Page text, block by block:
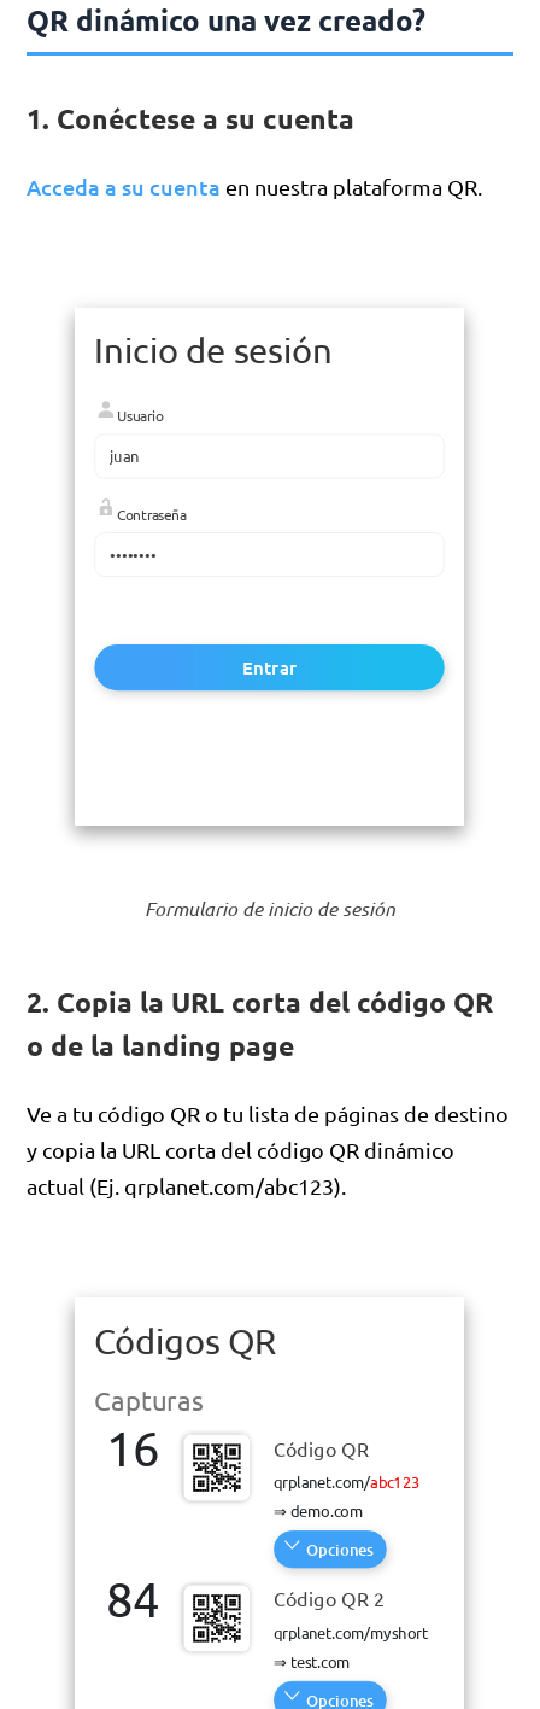
QR dinámico una vez creado?
1. Conéctese a su cuenta
Acceda a su cuenta en nuestra plataforma QR.
Inicio de sesión
Usuario
Contraseña
Entrar
Formulario de inicio de sesión
2. Copia la URL corta del código QR
o de la landing page
Ve a tu código QR o tu lista de páginas de destino
y copia la URL corta del código QR dinámico
actual (Ej. qrplanet.com/abc123).
Códigos QR
Capturas
16 Código QR
qrplanet.com/abc123
⇒demo.com
Opciones
84 Código QR 2
qrplanet.com/myshort
⇒ test.com
Opciones
Códigos QR
Capturas
16 Código QR
qrplanet.com/abc123
⇒demo.com
Opciones
84 Código QR 2
qrplanet.com/myshort
⇒ test.com
Opciones